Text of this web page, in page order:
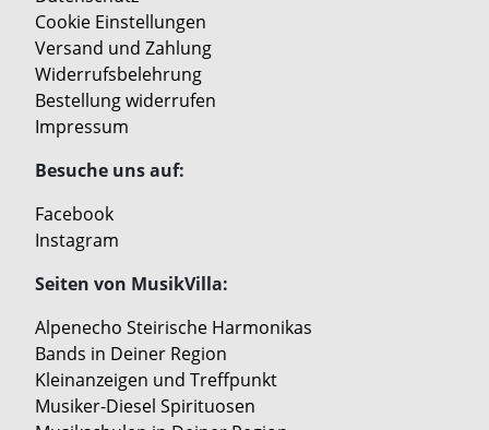
Cookie Einstellungen
Versand und Zahlung
Widerrufsbelehrung
Bestellung widerrufen
Impressum
Besuche uns auf:
Facebook
Instagram
Seiten von MusikVilla:
Alpenecho Steirische Harmonikas
Bands in Deiner Region
Kleinanzeigen und Treffpunkt
Musiker-Diesel Spirituosen